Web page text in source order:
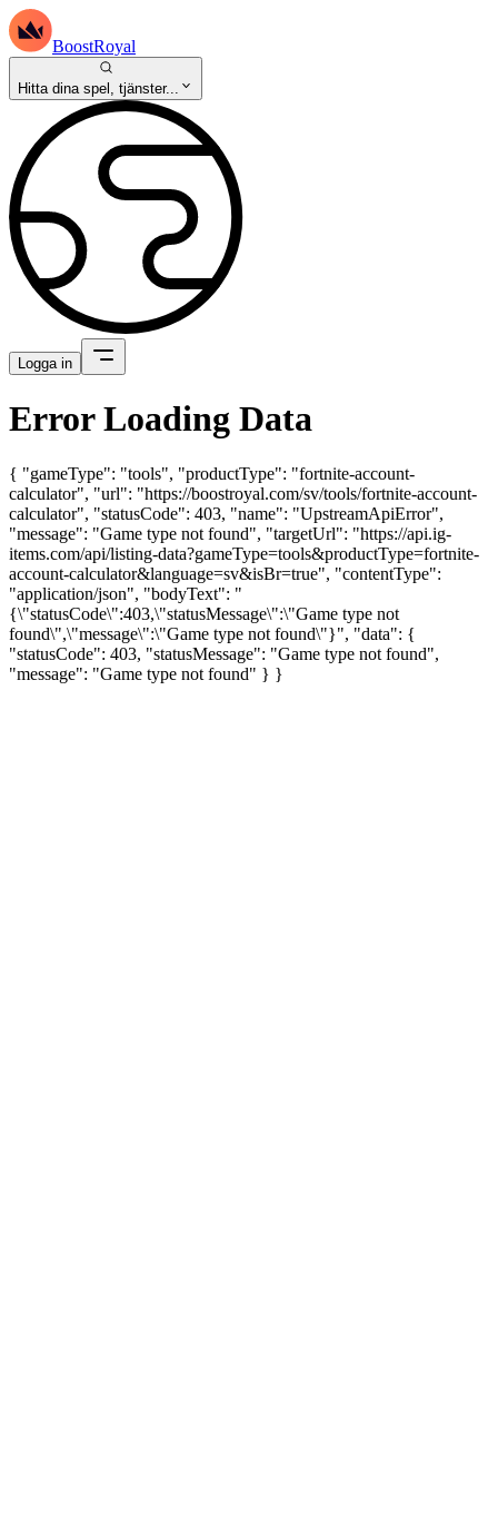
BoostRoyal
Hitta dina spel, tjänster...
Logga in
Error Loading Data
{ "gameType": "tools", "productType": "fortnite-account-
calculator", "url": "https://boostroyal.com/sv/tools/fortnite-account-
calculator", "statusCode": 403, "name": "UpstreamApiError",
"message": "Game type not found", "targetUrl": "https://api.ig-
items.com/api/listing-data?gameType=tools&productType=fortnite-
account-calculator&language=sv&isBr=true", "contentType":
"application/json", "bodyText": "
{\"statusCode\":403,\"statusMessage\":\"Game type not
found\",\"message\":\"Game type not found\"}", "data": {
"statusCode": 403, "statusMessage": "Game type not found",
"message": "Game type not found" } }